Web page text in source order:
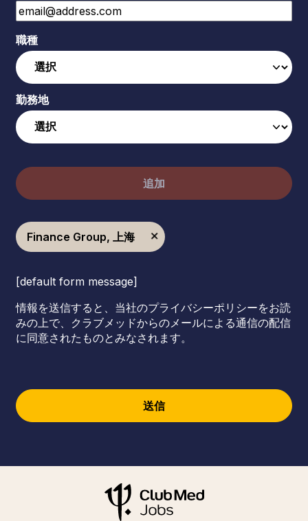
職種
勤務地
追加
Finance Group, 上海
[default form message]
情報を送信すると、当社のプライバシーポリシーをお読
みの上で、クラブメッドからのメールによる通信の配信
に同意されたものとみなされます。
送信